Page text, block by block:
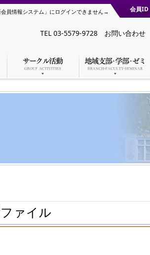
員情報システム」にログインできません→ 会員ID
TEL 03-5579-9728 お問い合わせ
ァイル